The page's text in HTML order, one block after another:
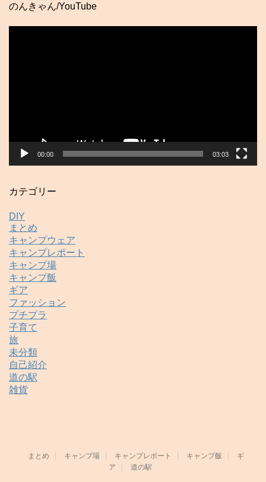
のんきゃん/YouTube
00:00 03:03
カテゴリー
DIY
まとめ
キャンプウェア
キャンプレポート
キャンプ場
キャンプ飯
ギア
ファッション
プチプラ
子育て
旅
未分類
自己紹介
道の駅
雑貨
まとめ キャンプ場 キャンプレポート キャンプ飯
ギ
ア
道の駅